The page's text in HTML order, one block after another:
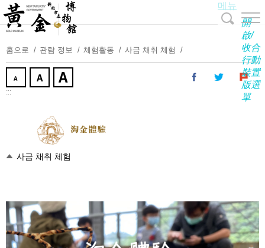
내
용
보
메뉴
開
啟/
收合
行動
裝置
版選
單
홈으로 관람 정보 체험활동 사금 채취 체험
:::
사금 채취 체험